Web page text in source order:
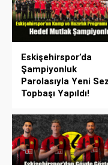
Eskişehirspor’da
Şampiyonluk
Parolasıyla Yeni
Topbaşı Yapıldı!